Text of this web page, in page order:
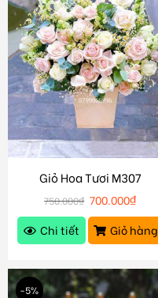
Giỏ Hoa Tươi M307
750.000₫ 700.000₫
Chi tiết
Giỏ hàng
-5%